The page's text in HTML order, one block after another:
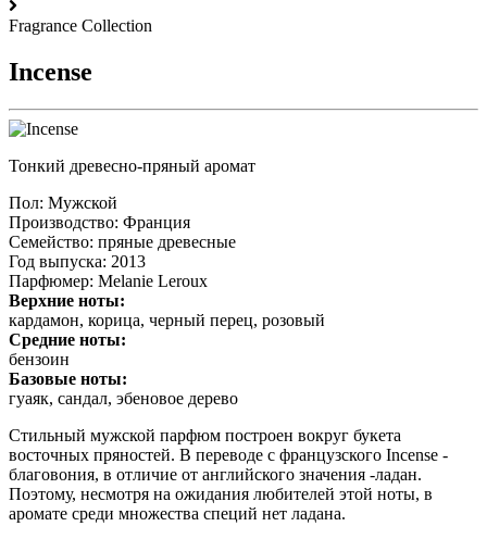
Fragrance Collection
Incense
Тонкий древесно-пряный аромат
Пол: Мужской
Производство: Франция
Семейство: пряные древесные
Год выпуска: 2013
Парфюмер: Melanie Leroux
Верхние ноты:
кардамон, корица, черный перец, розовый
Средние ноты:
бензоин
Базовые ноты:
гуаяк, сандал, эбеновое дерево
Стильный мужской парфюм построен вокруг букета
восточных пряностей. В переводе с французского Incense -
благовония, в отличие от английского значения -ладан.
Поэтому, несмотря на ожидания любителей этой ноты, в
аромате среди множества специй нет ладана.